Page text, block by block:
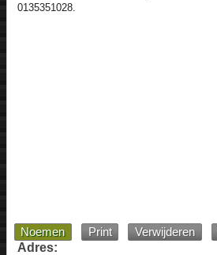
0135351028.
Noemen Print Verwijderen
Adres: